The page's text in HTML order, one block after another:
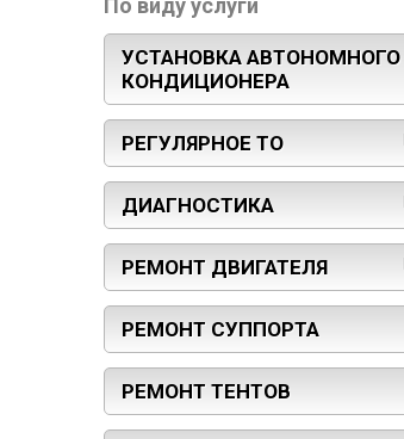
По виду услуги
УСТАНОВКА АВТОНОМНОГО
КОНДИЦИОНЕРА
РЕГУЛЯРНОЕ ТО
ДИАГНОСТИКА
РЕМОНТ ДВИГАТЕЛЯ
РЕМОНТ СУППОРТА
РЕМОНТ ТЕНТОВ